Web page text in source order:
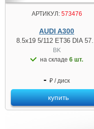
АРТИКУЛ:573476
AUDI A300
8.5x19 5/112 ET36 DIA
BK
на складе 6 шт.
- ₽ / диск
купить